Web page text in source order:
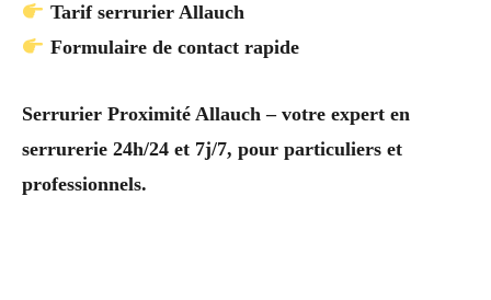
Tarif serrurier Allauch
Formulaire de contact rapide
Serrurier Proximité Allauch – votre expert en
serrurerie 24h/24 et 7j/7, pour particuliers et
professionnels.